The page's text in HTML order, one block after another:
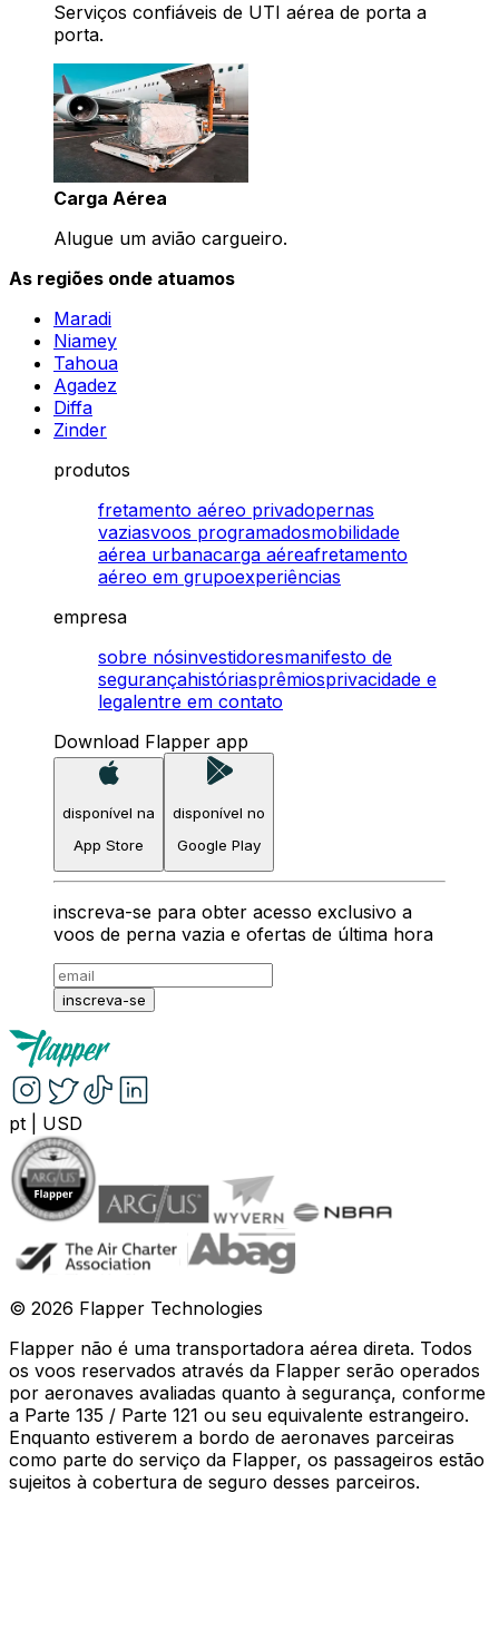
Serviços confiáveis de UTI aérea de porta a
porta.
Carga Aérea
Alugue um avião cargueiro.
As regiões onde atuamos
Maradi
Niamey
Tahoua
Agadez
Diffa
Zinder
produtos
fretamento aéreo privadopernas
vaziasvoos programadosmobilidade
aérea urbanacarga aéreafretamento
aéreo em grupoexperiências
empresa
sobre nósinvestidoresmanifesto de
segurançahistóriasprêmiosprivacidade e
legalentre em contato
Download Flapper app
disponível na
App Store
disponível no
Google Play
inscreva-se para obter acesso exclusivo a
voos de perna vazia e ofertas de última hora
inscreva-se
pt USD
© 2026 Flapper Technologies
Flapper não é uma transportadora aérea direta. Todos
os voos reservados através da Flapper serão operados
por aeronaves avaliadas quanto à segurança, conforme
a Parte 135 / Parte 121 ou seu equivalente estrangeiro.
Enquanto estiverem a bordo de aeronaves parceiras
como parte do serviço da Flapper, os passageiros estão
sujeitos à cobertura de seguro desses parceiros.